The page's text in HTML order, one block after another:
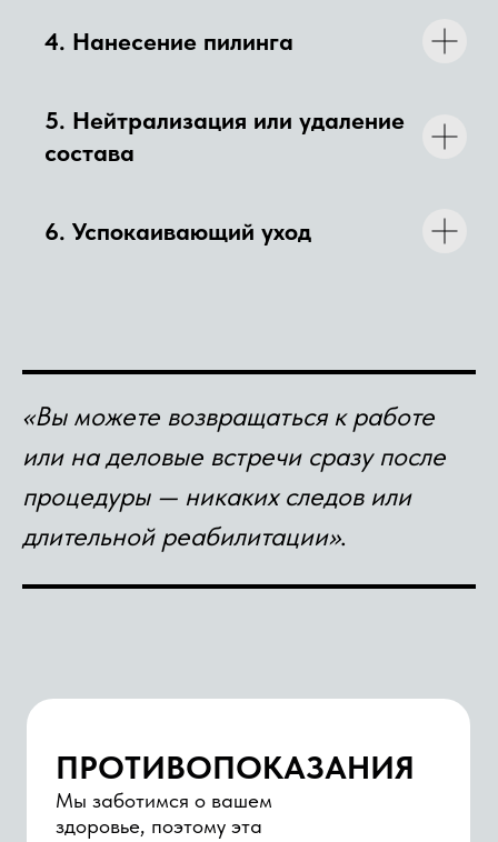
4. Нанесение пилинга
5. Нейтрализация или удаление
состава
6. Успокаивающий уход
«Вы можете возвращаться к работе
или на деловые встречи сразу после
процедуры — никаких следов или
длительной реабилитации».
Запись
О специалисте
Попова Мария
Игоревна
врач-косметолог
Запись
О специалисте